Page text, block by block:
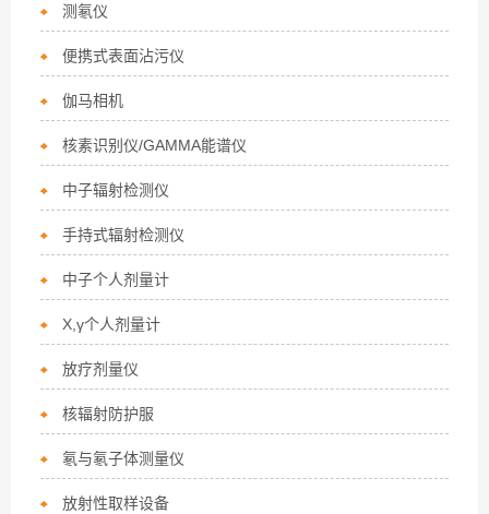
测氡仪
便携式表面沾污仪
伽马相机
核素识别仪/GAMMA能谱仪
中子辐射检测仪
手持式辐射检测仪
中子个人剂量计
X,γ个人剂量计
放疗剂量仪
核辐射防护服
氡与氡子体测量仪
放射性取样设备